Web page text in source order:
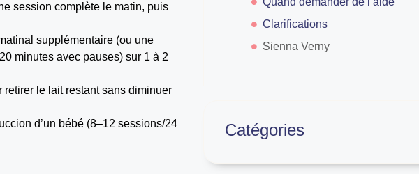
session complète le matin, puis
supplémentaire (ou une
minutes avec pauses) sur 1 à 2
le lait restant sans diminuer
d’un bébé (8–12 sessions/24
Clarifications
Sienna Verny
Catégories